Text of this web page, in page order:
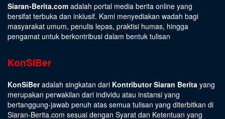
Siaran-Berita.com adalah portal media berita online yang
bersifat terbuka dan inklusif. Kami menyediakan wadah bagi
masyarakat umum, penulis lepas, praktisi humas, hingga
pengamat untuk berkontribusi dalam bentuk tulisan
KonSiBer
KonSiBeradalah singkatan dari Kontributor Siaran Berita yang
merupakan perwakilan dari individu atau instansi yang
bertanggung-jawab penuh atas semua tulisan yang diterbitkan di
Siaran-Berita.com sesuai dengan Syarat dan Ketentuan yang